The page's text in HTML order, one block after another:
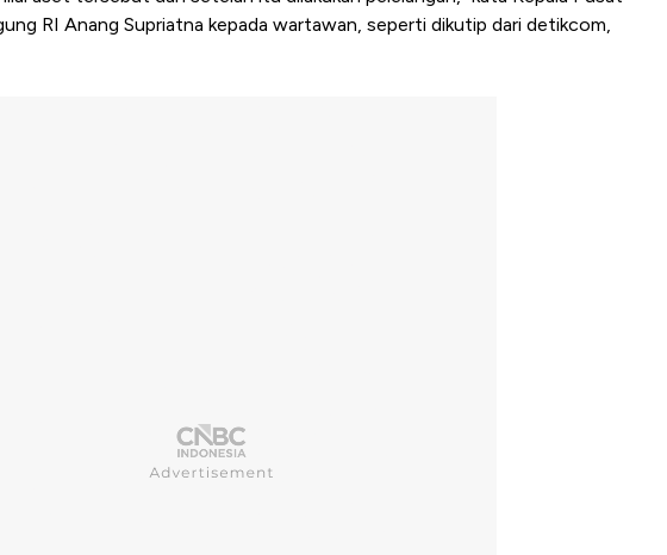
RI Anang Supriatna kepada wartawan, seperti dikutip dari detikcom,